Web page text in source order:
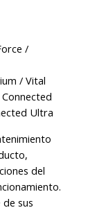
/
/ Vital
Ultra
del
sus